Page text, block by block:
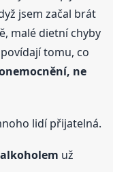
jsem začal brát
malé dietní chyby
tomu, co
ne
lidí přijatelná.
už